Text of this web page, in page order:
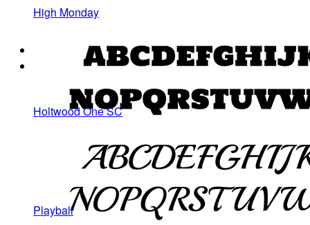
High Monday
Holtwood One SC
Playball